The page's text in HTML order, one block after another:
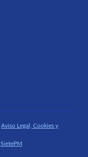
Aviso Legal, Cookies y
SietePM